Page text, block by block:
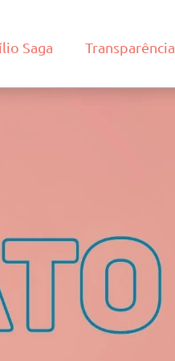
Saga Transparência